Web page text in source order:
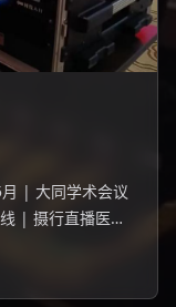
| 大同学术会议
| 摄行直播医学
镜画面通过SDI
米跨楼层